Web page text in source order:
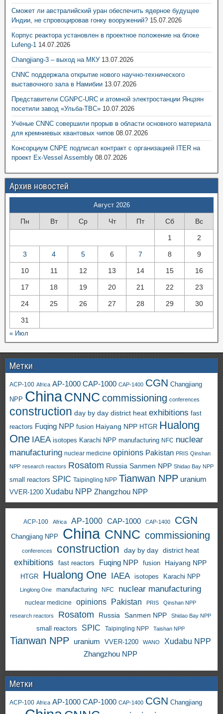
Сможет ли австралийский уран обеспечить ядерное будущее
Индии, не спровоцировав гонку вооружений? 15.07.2026
Корпус реактора установлен в проектное положение на блоке
Lufeng-1 14.07.2026
Changjiang-3 – выход на МКУ 13.07.2026
CNNC поддержала открытие нового научно-технического
выставочного зала в Намибии 13.07.2026
Представители CGNPC-URC и атомной электростанции Янцзян
посетили завод «Ульба-ТВС» 10.07.2026
Учёные CNNC совершили прорыв в области основного материала
для кремниевых квантовых чипов 08.07.2026
Консорциум CNPE подписал контракт с организацией ITER на
проект Ex-Vessel Assembly 08.07.2026
Архив новостей
Август 2026
Пн Вт Ср Чт Пт Сб Вс
1 2
3 4 5 6 7 8 9
10 11 12 13 14 15 16
17 18 19 20 21 22 23
24 25 26 27 28 29 30
31
« Июл
Метки
ACP-100 Africa AP-1000 CAP-1000 CAP-1400 CGN Changjiang
NPP ChinaCNNC commissioning conferences
construction day by day district heat exhibitions fast
reactors Fuqing NPP fusion Haiyang NPP HTGR Hualong
One IAEA isotopes Karachi NPP manufacturing NFC nuclear
manufacturing nuclear medicine opinions Pakistan PRIS Qinshan
NPP research reactors Rosatom Russia Sanmen NPP Shidao Bay NPP
small reactors SPIC Taipingling NPP Tianwan NPP uranium
VVER-1200 Xudabu NPP Zhangzhou NPP
ACP-100 Africa AP-1000 CAP-1000 CAP-1400 CGN
Changjiang NPP China CNNC commissioning
conferences construction day by day district heat
exhibitions fast reactors Fuqing NPP fusion Haiyang NPP
HTGR Hualong One IAEA isotopes Karachi NPP
Linglong One manufacturing NFC nuclear manufacturing
nuclear medicine opinions Pakistan PRIS Qinshan NPP
research reactors Rosatom Russia Sanmen NPP Shidao Bay NPP
small reactors SPIC Taipingling NPP Taishan NPP
Tianwan NPP uranium VVER-1200 WANO
Xudabu NPP
Zhangzhou NPP
Метки
ACP-100 Africa AP-1000 CAP-1000 CAP-1400 CGN Changjiang